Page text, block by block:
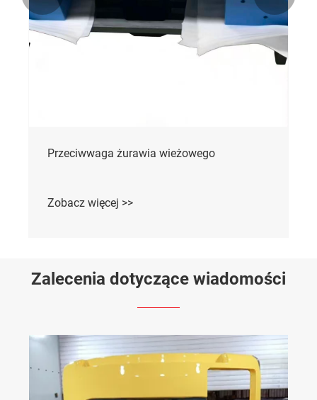
Przeciwwaga żurawia wieżowego
Zobacz więcej >>
Zalecenia dotyczące wiadomości